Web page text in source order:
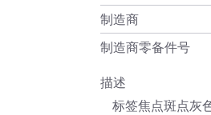
制造商
制造商零备件号
描述
标签焦点斑点灰